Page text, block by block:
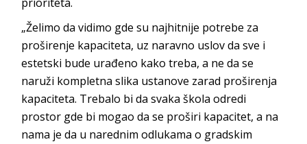
„Želimo da vidimo gde su najhitnije potrebe za
proširenje kapaciteta, uz naravno uslov da sve i
estetski bude urađeno kako treba, a ne da se
naruži kompletna slika ustanove zarad proširenja
kapaciteta. Trebalo bi da svaka škola odredi
prostor gde bi mogao da se proširi kapacitet, a na
nama je da u narednim odlukama o gradskim